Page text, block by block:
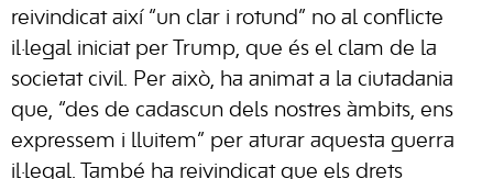
reivindicat així “un clar i rotund” no al conflicte
il·legal iniciat per Trump, que és el clam de la
societat civil. Per això, ha animat a la ciutadania
que, “des de cadascun dels nostres àmbits, ens
expressem i lluitem” per aturar aquesta guerra
il·legal. També ha reivindicat que els drets